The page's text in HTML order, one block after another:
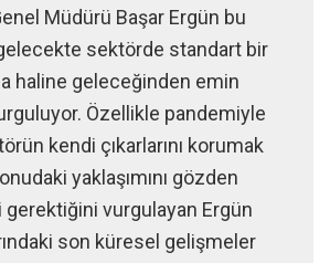
Müdürü Başar Ergün bu
sektörde standart bir
haline geleceğinden emin
Özellikle pandemiyle
kendi çıkarlarını korumak
yaklaşımını gözden
vurgulayan Ergün
son küresel gelişmeler